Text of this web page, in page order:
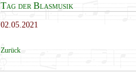
Tag der Blasmusik
02.05.2021
Zurück